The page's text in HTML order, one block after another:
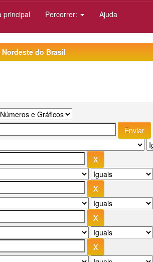
principal Percorrer: Ajuda
Nordeste do Brasil